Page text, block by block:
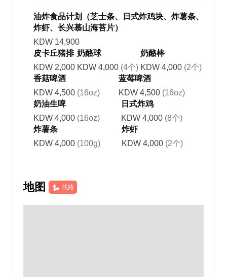
油炸食品计划（芝士条、日式炸鸡块、炸薯条、
炸虾、长兴慕山海苔片）
KDW 14,900
皮卡丘猪排
KDW 2,000
奶酪球
KDW 4,000 (4个)
奶酪棒
KDW 4,000 (2个)
香菇啤酒
KDW 4,500 (16oz)
蓝莓啤酒
KDW 4,500 (16oz)
奶油生啤
KDW 4,000 (16oz)
日式炸鸡
KDW 4,000 (8个)
炸薯条
KDW 4,000 (100g)
炸虾
KDW 4,000 (2个)
地图 找路